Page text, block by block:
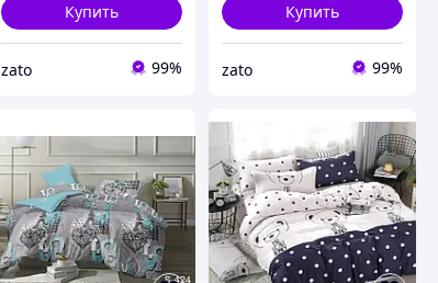
Купить
zato 99%
Купить
zato 99%